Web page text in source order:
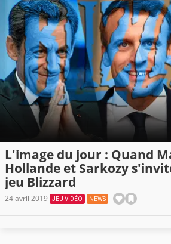
L'image du jour : Quand
Hollande et Sarkozy
jeu Blizzard
24 avril 2019 JEU VIDÉO NEWS